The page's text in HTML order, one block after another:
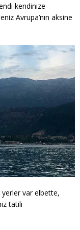
kendinize
Avrupa’nın aksine
yerler var elbette,
tatili